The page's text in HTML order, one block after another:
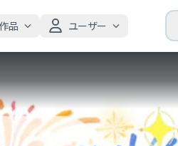
作品 ユーザー